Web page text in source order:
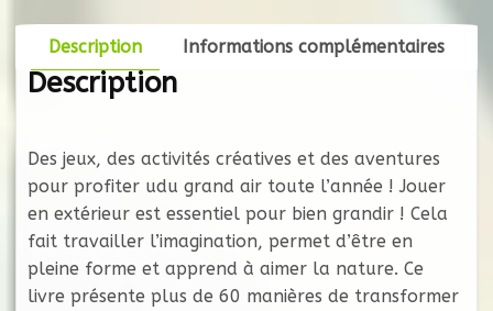
Nature
Description Informations complémentaires
Description
Des jeux, des activités créatives et des aventures
pour profiter udu grand air toute l’année ! Jouer
en extérieur est essentiel pour bien grandir ! Cela
fait travailler l’imagination, permet d’être en
pleine forme et apprend à aimer la nature. Ce
livre présente plus de 60 manières de transformer